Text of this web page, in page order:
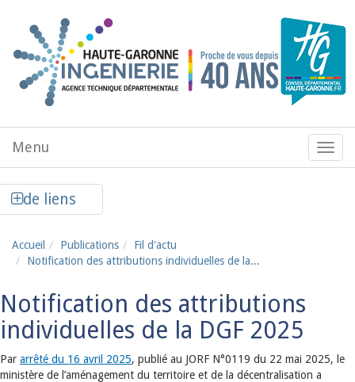
Menu
de
Menu
de liens
Accueil Publications
Fil d'actu
Notification des attributions individuelles de la...
Notification des attributions
individuelles de la DGF 2025
Par arrêté du 16 avril 2025, publié au JORF N°0119 du 22 mai 2025, le
ministère de l’aménagement du territoire et de la décentralisation a